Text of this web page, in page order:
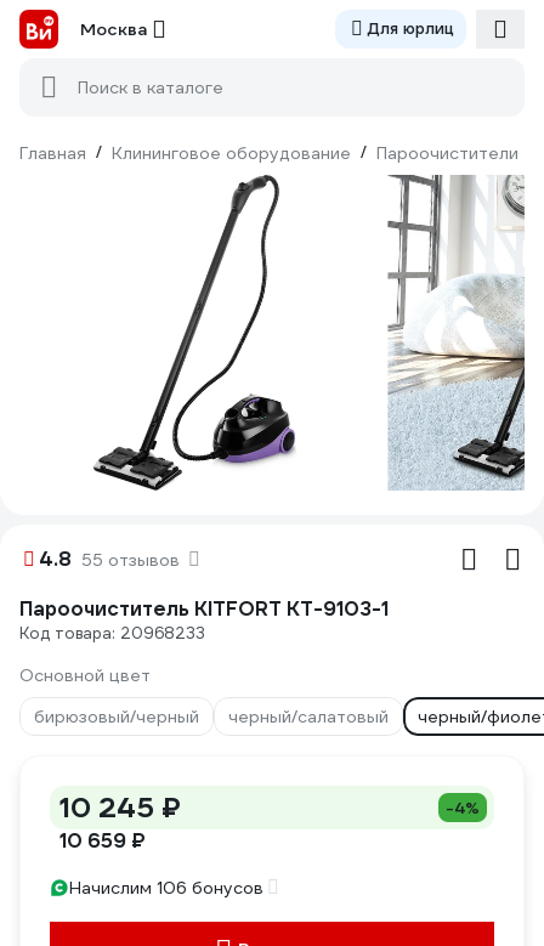
Москва Для юрлиц
Поиск в каталоге
Главная / Клининговое оборудование / Пароочистители
4.8 55 отзывов
Пароочиститель KITFORT КТ-9103-1
Код товара: 20968233
Основной цвет
бирюзовый/черный
черный/салатовый черный/
10 245 ₽ -4%
10 659 ₽
Начислим 106 бонусов